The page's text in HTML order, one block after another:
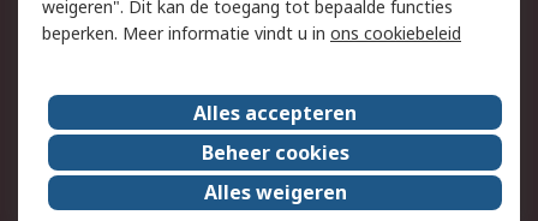
Algemene
verkoopvoorwaarden
Over RS
RS Group
Over ons
RS wereldwijd
Werken bij RS
ESG
weigeren". Dit kan de toegang tot bepaalde functies
beperken. Meer informatie vindt u in ons cookiebeleid
Alles accepteren
Beheer cookies
Alles weigeren